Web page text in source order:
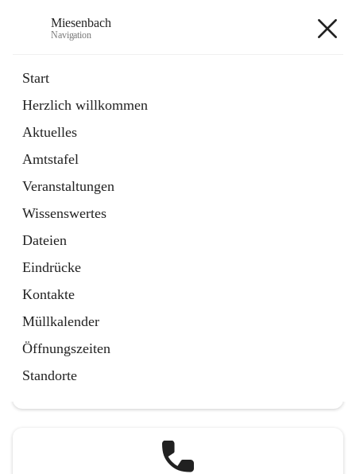
Miesenbach
Navigation
Start
Herzlich willkommen
Aktuelles
Amtstafel
Veranstaltungen
Wissenswertes
Dateien
Eindrücke
Kontakte
Müllkalender
Öffnungszeiten
Standorte
Externe Webseite
in
Tab
Region Schneebergland
Externe Webseite
öffnet
in
neuem
Tab